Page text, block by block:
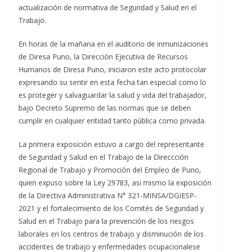
actualización de normativa de Seguridad y Salud en el
Trabajo.
En horas de la mañana en el auditorio de inmunizaciones
de Diresa Puno, la Dirección Ejecutiva de Recursos
Humanos de Diresa Puno, iniciaron este acto protocolar
expresando su sentir en esta fecha tan especial como lo
es proteger y salvaguardar la salud y vida del trabajador,
bajo Decreto Supremo de las normas que se deben
cumplir en cualquier entidad tanto pública como privada.
La primera exposición estuvo a cargo del representante
de Seguridad y Salud en el Trabajo de la Direccción
Regional de Trabajo y Promoción del Empleo de Puno,
quien expuso sobre la Ley 29783, asi mismo la exposición
de la Directiva Administrativa N° 321-MINSA/DGIESP-
2021 y el fortalecimiento de los Comités de Seguridad y
Salud en el Trabajo para la prevención de los riesgos
laborales en los centros de trabajo y disminución de los
accidentes de trabajo y enfermedades ocupacionalese